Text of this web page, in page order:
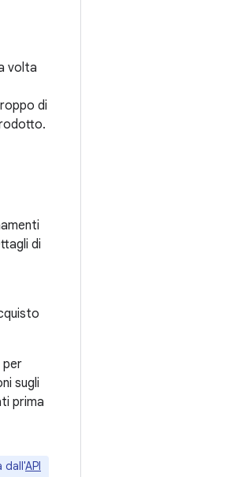
volta
di
di
per
sugli
prima
dall'API